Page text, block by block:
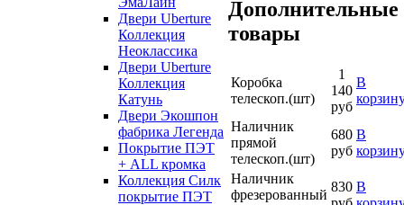
Двери Uberture
Коллекция
Неоклассика
Двери Uberture
Коллекция
Катунь
Двери Экошпон
фабрика Легенда
Покрытие ПЭТ
+ ALL кромка
Коллекция Силк
покрытие ПЭТ
Дополнительные
товары
Коробка
телескоп.(шт)
1
140
руб
В
Наличник
прямой
телескоп.(шт)
680
руб
В
Наличник
фрезерованный
830 В